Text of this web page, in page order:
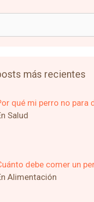
más recientes
qué mi perro no para
Salud
debe comer un
Alimentación